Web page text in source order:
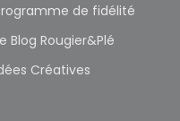
de fidélité
Blog Rougier&Plé
Créatives